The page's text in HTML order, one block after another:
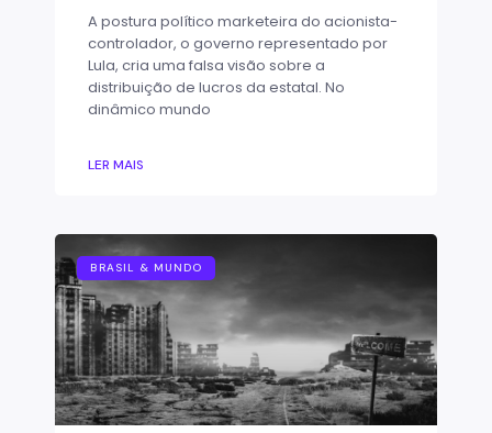
A postura político marketeira do acionista-
controlador, o governo representado por
Lula, cria uma falsa visão sobre a
distribuição de lucros da estatal. No
dinâmico mundo
LER MAIS
BRASIL & MUNDO